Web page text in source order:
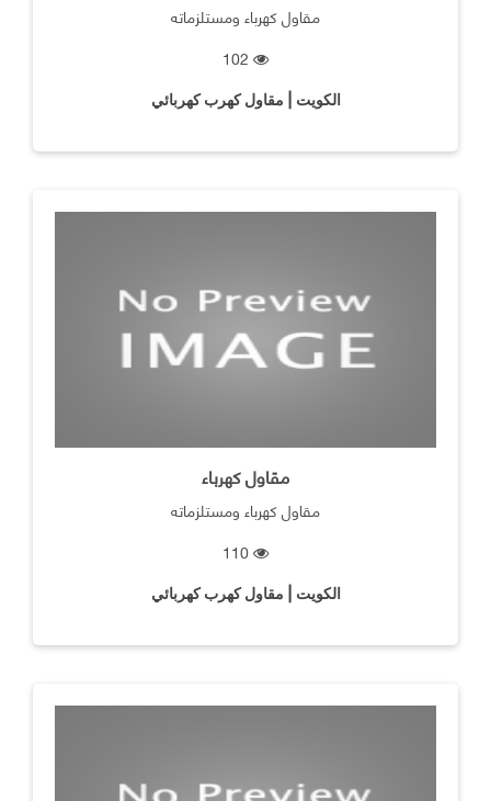
مقاول كهرباء ومستلزماته
الكويت | مقاول كهرب كهربائي
مقاول كهرباء
مقاول كهرباء ومستلزماته
الكويت | مقاول كهرب كهربائي